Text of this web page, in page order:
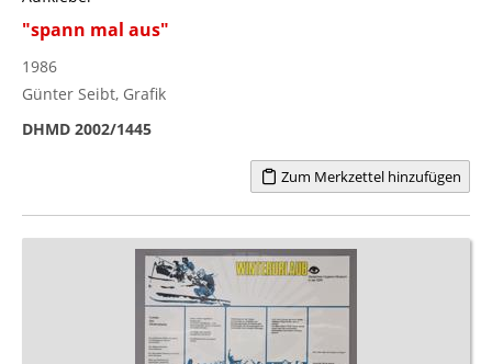
"spann mal aus"
1986
Günter Seibt, Grafik
DHMD 2002/1445
Zum Merkzettel hinzufügen